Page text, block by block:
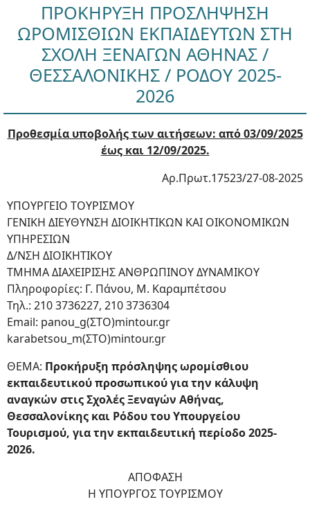
ΠΡΟΚΗΡΥΞΗ ΠΡΟΣΛΗΨΗΣΗ
ΩΡΟΜΙΣΘΙΩΝ ΕΚΠΑΙΔΕΥΤΩΝ ΣΤΗ
ΣΧΟΛΗ ΞΕΝΑΓΩΝ ΑΘΗΝΑΣ /
ΘΕΣΣΑΛΟΝΙΚΗΣ / ΡΟΔΟΥ 2025-
2026
Προθεσμία υποβολής των αιτήσεων: από 03/09/2025
έως και 12/09/2025.
Αρ.Πρωτ.17523/27-08-2025
ΥΠΟΥΡΓΕΙΟ ΤΟΥΡΙΣΜΟΥ
ΓΕΝΙΚΗ ΔΙΕΥΘΥΝΣΗ ΔΙΟΙΚΗΤΙΚΩΝ ΚΑΙ ΟΙΚΟΝΟΜΙΚΩΝ
ΥΠΗΡΕΣΙΩΝ
Δ/ΝΣΗ ΔΙΟΙΚΗΤΙΚΟΥ
ΤΜΗΜΑ ΔΙΑΧΕΙΡΙΣΗΣ ΑΝΘΡΩΠΙΝΟΥ ΔΥΝΑΜΙΚΟΥ
Πληροφορίες: Γ. Πάνου, Μ. Καραμπέτσου
Τηλ.: 210 3736227, 210 3736304
Email: panou_g(ΣΤΟ)mintour.gr
karabetsou_m(ΣΤΟ)mintour.gr
ΘΕΜΑ: Προκήρυξη πρόσληψης ωρομίσθιου
εκπαιδευτικού προσωπικού για την κάλυψη
αναγκών στις Σχολές Ξεναγών Αθήνας,
Θεσσαλονίκης και Ρόδου του Υπουργείου
Τουρισμού, για την εκπαιδευτική περίοδο 2025-
2026.
ΑΠΟΦΑΣΗ
Η ΥΠΟΥΡΓΟΣ ΤΟΥΡΙΣΜΟΥ